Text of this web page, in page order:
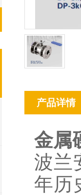
产品详情
金属
波兰
年历